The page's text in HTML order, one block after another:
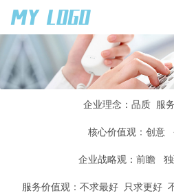
企业理念：品质 服
核心价值观：创
企业战略观：前瞻
服务价值观：不求最好 只求更好